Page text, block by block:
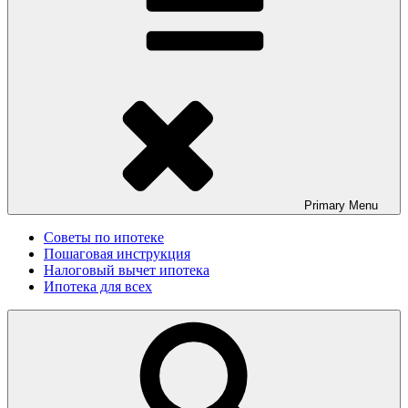
Primary Menu
Советы по ипотеке
Пошаговая инструкция
Налоговый вычет ипотека
Ипотека для всех